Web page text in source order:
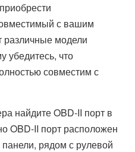
с вашим
модели
убедитесь, что
совместим с
найдите OBD-II порт в
OBD-II порт расположен
рядом с рулевой